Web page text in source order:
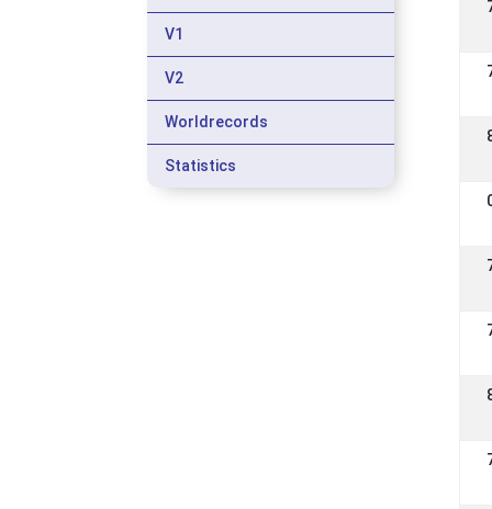
V1
V2
Worldrecords
Statistics